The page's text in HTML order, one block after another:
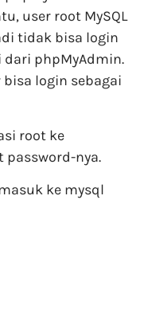
user root MySQL
tidak bisa login
phpMyAdmin.
login sebagai
root ke
nya.
ke mysql